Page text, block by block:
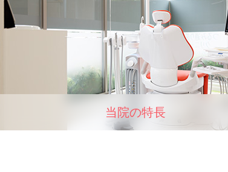
当院の特⻑